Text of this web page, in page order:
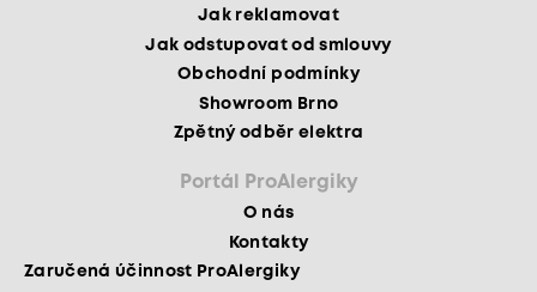
Jak reklamovat
Jak odstupovat od smlouvy
Obchodní podmínky
Showroom Brno
Zpětný odběr elektra
Portál ProAlergiky
O nás
Kontakty
Zaručená účinnost ProAlergiky